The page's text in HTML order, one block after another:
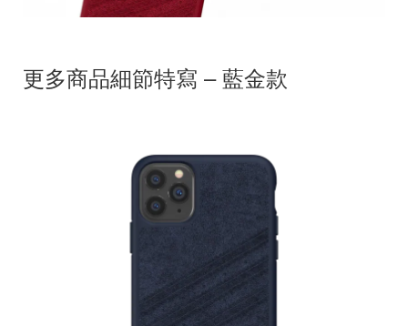
更多商品細節特寫 – 藍金款